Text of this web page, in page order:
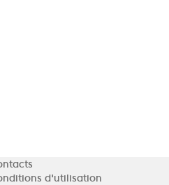
d'utilisation